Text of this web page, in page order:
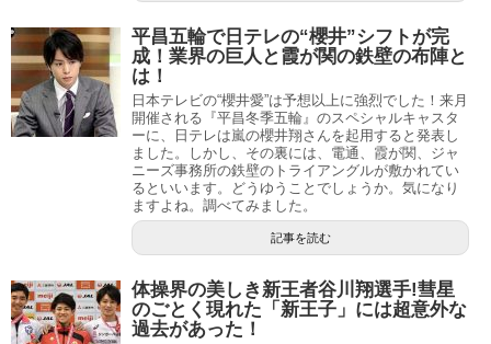
平昌五輪で日テレの“櫻井”シフトが完
成！業界の巨人と霞が関の鉄壁の布陣と
は！
日本テレビの“櫻井愛”は予想以上に強烈でした！来月
開催される『平昌冬季五輪』のスペシャルキャスタ
ーに、日テレは嵐の櫻井翔さんを起用すると発表し
ました。しかし、その裏には、電通、霞が関、ジャ
ニーズ事務所の鉄壁のトライアングルが敷かれてい
るといいます。どうゆうことでしょうか。気になり
ますよね。調べてみました。
記事を読む
体操界の美しき新王者谷川翔選手!彗星
のごとく現れた「新王子」には超意外な
過去があった！